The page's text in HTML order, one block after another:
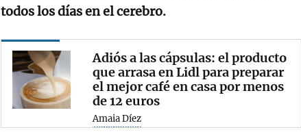
todos los días en el cerebro.
Adiós a las cápsulas: el producto
que arrasa en Lidl para preparar
el mejor café en casa por menos
de 12 euros
Amaia Díez